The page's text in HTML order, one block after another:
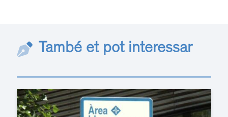
També et pot interessar